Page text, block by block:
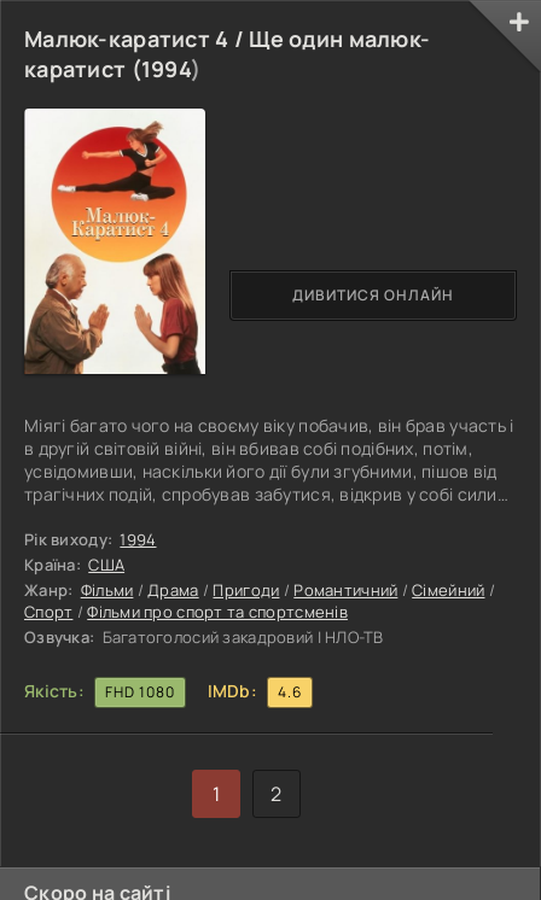
Малюк-каратист 4 / Ще один малюк-
каратист (1994)
Міягі багато чого на своєму віку побачив, він брав участь і
в другій світовій війні, він вбивав собі подібних, потім,
усвідомивши, наскільки його дії були згубними, пішов від
трагічних подій, спробував забутися, відкрив у собі сили
свого часу. На острові Окінава, де він проживає свій вік,
він згадує про колишні вчинки, про те, як мало привніс
добра в цей світ, і жадає, жадає знайти собі наступника.
Доля посміхається дідусеві, вона знайомить
Рік виходу: 1994
Країна: США
Жанр: Фільми /Драма / Пригоди / Романтичний /Сімейний /
Спорт /Фільми про спорт та спортсменів
Озвучка: Багатоголосий закадровий | НЛО-ТВ
Якість: FHD 1080 IMDb: 4.6
ДИВИТИСЯ ОНЛАЙН
1 2
Скоро на сайті